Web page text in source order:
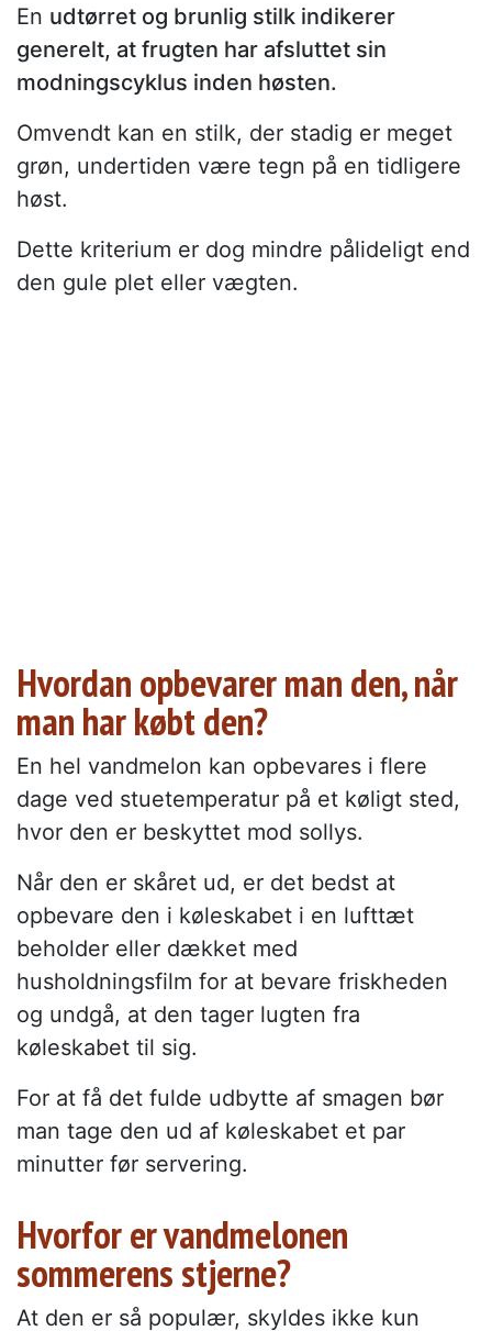
En udtørret og brunlig stilk indikerer
generelt, at frugten har afsluttet sin
modningscyklus inden høsten.
Omvendt kan en stilk, der stadig er meget
grøn, undertiden være tegn på en tidligere
høst.
Dette kriterium er dog mindre pålideligt end
den gule plet eller vægten.
Hvordan opbevarer man den, når
man har købt den?
En hel vandmelon kan opbevares i flere
dage ved stuetemperatur på et køligt sted,
hvor den er beskyttet mod sollys.
Når den er skåret ud, er det bedst at
opbevare den i køleskabet i en lufttæt
beholder eller dækket med
husholdningsfilm for at bevare friskheden
og undgå, at den tager lugten fra
køleskabet til sig.
For at få det fulde udbytte af smagen bør
man tage den ud af køleskabet et par
minutter før servering.
Hvorfor er vandmelonen
sommerens stjerne?
At den er så populær, skyldes ikke kun